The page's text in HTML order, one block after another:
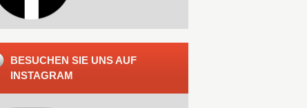
BESUCHEN SIE UNS AUF
INSTAGRAM